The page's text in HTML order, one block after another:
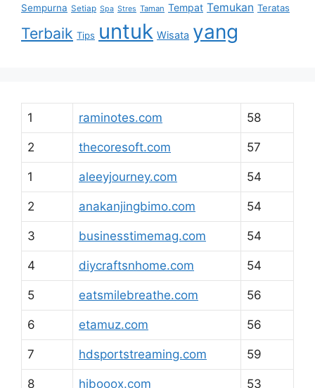
Sempurna Setiap Spa Stres Taman Tempat Temukan Teratas
Terbaik Tips untuk Wisata yang
1 raminotes.com 58
2 thecoresoft.com 57
1 aleeyjourney.com 54
2 anakanjingbimo.com 54
3 businesstimemag.com 54
4 diycraftsnhome.com 54
5 eatsmilebreathe.com 56
6 etamuz.com 56
7 hdsportstreaming.com 59
8 hibooox.com 53